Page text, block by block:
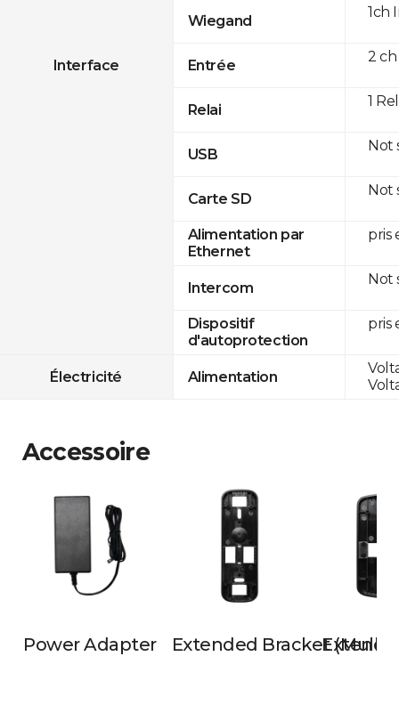
Interface
Wiegand
Entrée
Relai
USB
Carte SD
Alimentation par
Ethernet
Intercom
Dispositif
d'autoprotection
Électricité Alimentation
1ch
2
1
Not
Not
pris
Not
pris
Accessoire
Power Adapter Extended Bracket